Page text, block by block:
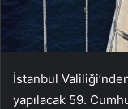
İstanbul
yapılacak 59.